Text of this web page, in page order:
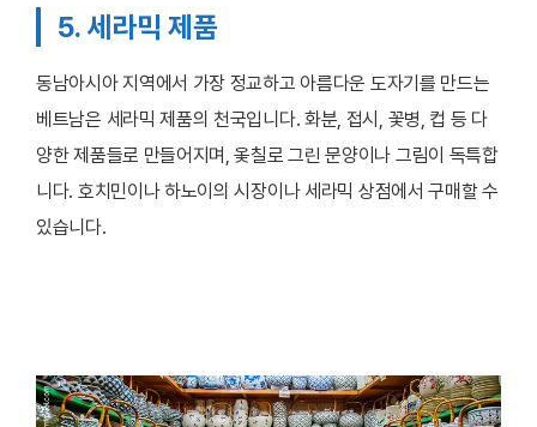
5. 세라믹 제품
동남아시아 지역에서 가장 정교하고 아름다운 도자기를 만드는
베트남은 세라믹 제품의 천국입니다. 화분, 접시, 꽃병, 컵 등 다
양한 제품들로 만들어지며, 옻칠로 그린 문양이나 그림이 독특합
니다. 호치민이나 하노이의 시장이나 세라믹 상점에서 구매할 수
있습니다.